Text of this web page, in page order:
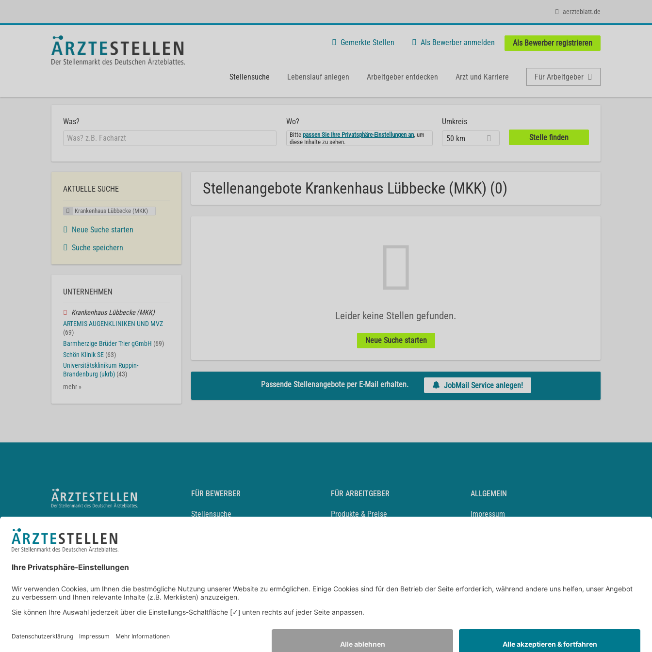
aerzteblatt.de
Gemerkte Stellen Als Bewerber anmelden Als Bewerber registrieren
Stellensuche Lebenslauf anlegen Arbeitgeber entdecken Arzt und Karriere Für Arbeitgeber
Was? Wo?
Bittepassen Sie Ihre Privatsphäre-Einstellungen an, um
diese Inhalte zu sehen.
Umkreis
50 km
Stellenangebote Krankenhaus Lübbecke (MKK) (0)
Leider keine Stellen gefunden.
Neue Suche starten
Passende Stellenangebote per E-Mail erhalten. JobMail Service anlegen!
AKTUELLE SUCHE
Krankenhaus Lübbecke (MKK)
Neue Suche starten
Suche speichern
UNTERNEHMEN
Krankenhaus Lübbecke (MKK)
ARTEMIS AUGENKLINIKEN UND MVZ
(69)
Barmherzige Brüder Trier gGmbH (69)
Schön Klinik SE (63)
Universitätsklinikum Ruppin-
Brandenburg (ukrb) (43)
mehr »
FÜR BEWERBER
Stellensuche
Durchsuchen Sie den Stellenkatalog
FÜR ARBEITGEBER
Produkte & Preise
ALLGEMEIN
Impressum